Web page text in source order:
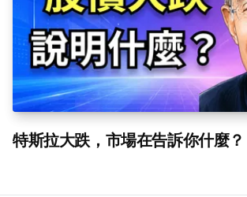
特斯拉大跌，市場在告訴你什麼？